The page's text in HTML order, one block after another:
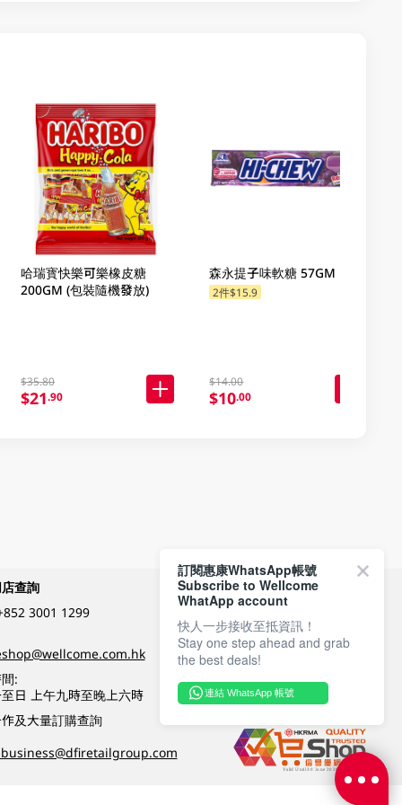
哈瑞寳快樂可樂橡皮糖
200GM (包裝隨機發放)
$35.80
$21.90
森永提子味軟糖 57GM
2件$15.9
$14.00
$10.00
查詢
3001 1299
:
日 上午九時至晚上六時
及大量訂購查詢
付款方式
關注我們
訂閱惠康WhatsApp帳號
Subscribe to Wellcome
WhatApp account
快人一步接收至抵資訊！
Stay one step ahead and grab
the best deals!
連結 WhatsApp 帳號